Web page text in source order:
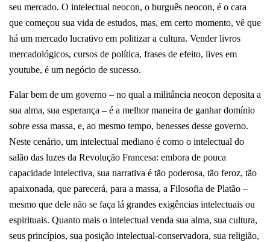
seu mercado. O intelectual neocon, o burguês neocon, é o cara
que começou sua vida de estudos, mas, em certo momento, vê que
há um mercado lucrativo em politizar a cultura. Vender livros
mercadológicos, cursos de política, frases de efeito, lives em
youtube, é um negócio de sucesso.
Falar bem de um governo – no qual a militância neocon deposita a
sua alma, sua esperança – é a melhor maneira de ganhar domínio
sobre essa massa, e, ao mesmo tempo, benesses desse governo.
Neste cenário, um intelectual mediano é como o intelectual do
salão das luzes da Revolução Francesa: embora de pouca
capacidade intelectiva, sua narrativa é tão poderosa, tão feroz, tão
apaixonada, que parecerá, para a massa, a Filosofia de Platão –
mesmo que dele não se faça lá grandes exigências intelectuais ou
espirituais. Quanto mais o intelectual venda sua alma, sua cultura,
seus princípios, sua posição intelectual-conservadora, sua religião,